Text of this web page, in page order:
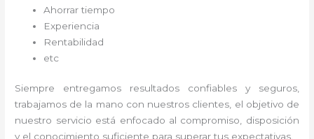
Ahorrar tiempo
Experiencia
Rentabilidad
etc
Siempre entregamos resultados confiables y seguros,
trabajamos de la mano con nuestros clientes, el objetivo de
nuestro servicio está enfocado al compromiso, disposición
y el conocimiento suficiente para superar tus expectativas.